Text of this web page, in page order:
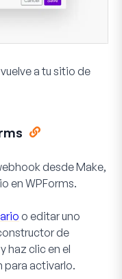
a tu sitio de
desde Make,
en WPForms.
o editar uno
de
y haz clic en el
para activarlo.